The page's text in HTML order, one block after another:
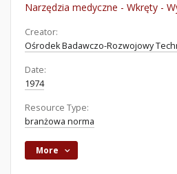
Narzędzia medyczne - Wkręty -
Creator:
Ośrodek Badawczo-Rozwojowy
Date:
1974
Resource Type:
branżowa norma
More